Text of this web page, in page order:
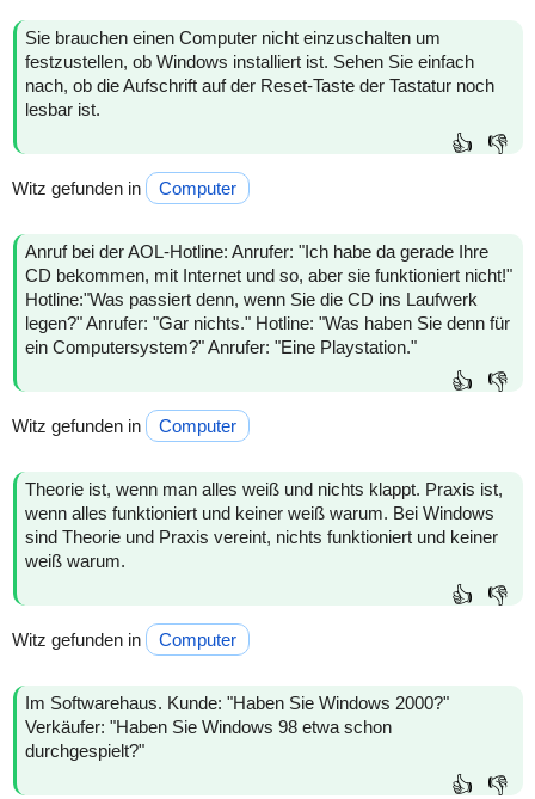
Sie brauchen einen Computer nicht einzuschalten um
festzustellen, ob Windows installiert ist. Sehen Sie einfach
nach, ob die Aufschrift auf der Reset-Taste der Tastatur noch
lesbar ist.
👍 👎
Witz gefunden in Computer
Anruf bei der AOL-Hotline: Anrufer: "Ich habe da gerade Ihre
CD bekommen, mit Internet und so, aber sie funktioniert nicht!"
Hotline:"Was passiert denn, wenn Sie die CD ins Laufwerk
legen?" Anrufer: "Gar nichts." Hotline: "Was haben Sie denn für
ein Computersystem?" Anrufer: "Eine Playstation."
👍 👎
Witz gefunden in Computer
Theorie ist, wenn man alles weiß und nichts klappt. Praxis ist,
wenn alles funktioniert und keiner weiß warum. Bei Windows
sind Theorie und Praxis vereint, nichts funktioniert und keiner
weiß warum.
👍 👎
Witz gefunden in Computer
Im Softwarehaus. Kunde: "Haben Sie Windows 2000?"
Verkäufer: "Haben Sie Windows 98 etwa schon
durchgespielt?"
👍 👎